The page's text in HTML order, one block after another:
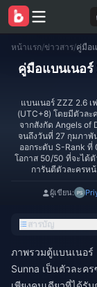
หน้าแรก/ข่าวสาร/
คู่มือแบนเนอร์
แบนเนอร์ ZZZ 2.6
(UTC+8) โดยมีตัวละ
จากสังกัด Angels of
จนถึงวันที่ 27 กุมภาพั
ออกระดับ S-Rank ที่
โอกาส 50/50 ที่จะได้
การันตีตัวละครห
ผู้เขียน:
สารบัญ
ภาพรวมตู้แบนเนอร์
Sunna เป็นตัวละค